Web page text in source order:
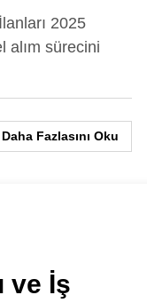
2025
alım sürecini
Daha Fazlasını Oku
ve İş